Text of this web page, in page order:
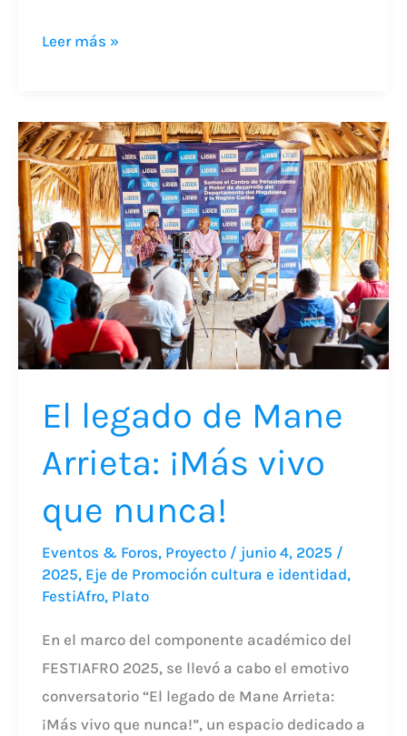
Leer más »
El legado de Mane
Arrieta: ¡Más vivo
que nunca!
Eventos & Foros, Proyecto/ junio 4, 2025 /
2025, Eje de Promoción cultura e identidad,
FestiAfro, Plato
En el marco del componente académico del
FESTIAFRO 2025, se llevó a cabo el emotivo
conversatorio “El legado de Mane Arrieta:
¡Más vivo que nunca!”, un espacio dedicado a
El
legado
de
Mane
Arrieta:
¡Más
vivo
que
nunca!